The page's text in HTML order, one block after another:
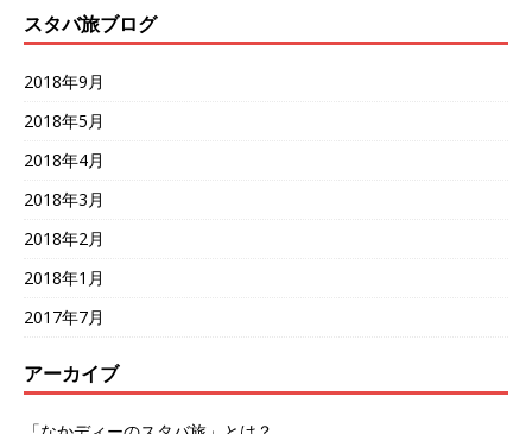
スタバ旅ブログ
2018年9月
2018年5月
2018年4月
2018年3月
2018年2月
2018年1月
2017年7月
アーカイブ